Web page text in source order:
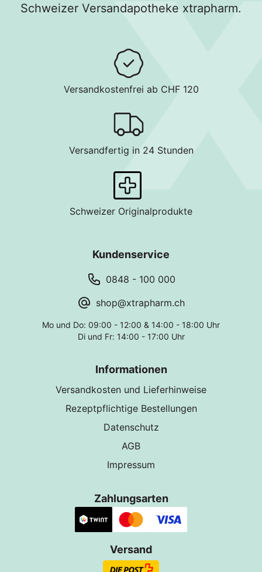
Schweizer Versandapotheke xtrapharm.
Versandkostenfrei ab CHF 120
Versandfertig in 24 Stunden
Schweizer Originalprodukte
Kundenservice
0848 - 100 000
shop@xtrapharm.ch
Mo und Do: 09:00 - 12:00 & 14:00 - 18:00 Uhr
Di und Fr: 14:00 - 17:00 Uhr
Informationen
Versandkosten und Lieferhinweise
Rezeptpflichtige Bestellungen
Datenschutz
AGB
Impressum
Zahlungsarten
Versand